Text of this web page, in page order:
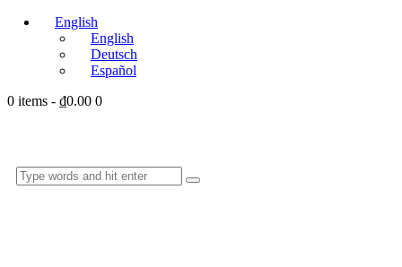
English
English
Deutsch
Español
0 items - ₫0.00 0